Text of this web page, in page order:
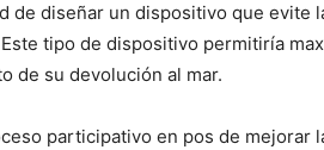
de diseñar un dispositivo que evite
tipo de dispositivo permitiría
de su devolución al mar.
participativo en pos de mejorar